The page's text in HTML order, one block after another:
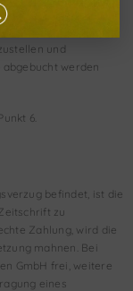
ist ausschließlich mit
Besteller ist
und
werden
6.
befindet, ist die
zu
Zahlung, wird die
mahnen. Bei
GmbH frei, weitere
eines